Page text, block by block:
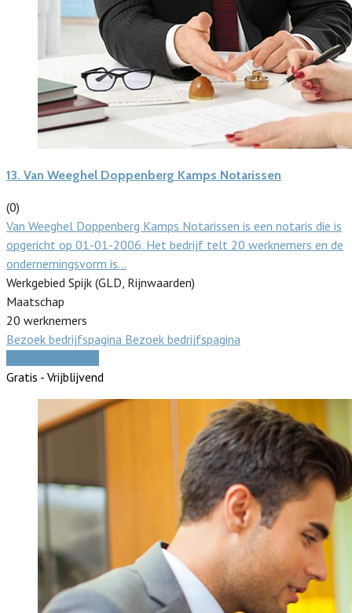
13. Van Weeghel Doppenberg Kamps Notarissen
(0)
Van Weeghel Doppenberg Kamps Notarissen is een notaris die is
opgericht op 01-01-2006. Het bedrijf telt 20 werknemers en de
ondernemingsvorm is…
Werkgebied Spijk (GLD, Rijnwaarden)
Maatschap
20 werknemers
Bezoek bedrijfspagina Bezoek bedrijfspagina
Gratis - Vrijblijvend